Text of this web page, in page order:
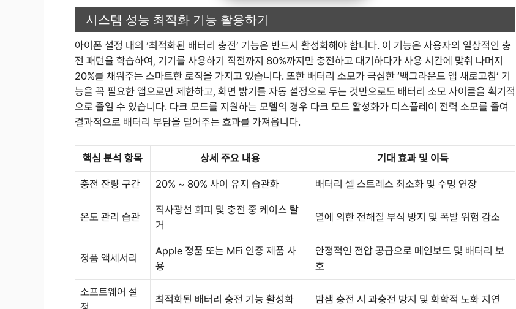
시스템 성능 최적화 기능 활용하기
아이폰 설정 내의 ‘최적화된 배터리 충전’ 기능은 반드시 활성화해야 합니다. 이 기능은 사용자의 일상적인 충
전 패턴을 학습하여, 기기를 사용하기 직전까지 80%까지만 충전하고 대기하다가 사용 시간에 맞춰 나머지
20%를 채워주는 스마트한 로직을 가지고 있습니다. 또한 배터리 소모가 극심한 ‘백그라운드 앱 새로고침’ 기
능을 꼭 필요한 앱으로만 제한하고, 화면 밝기를 자동 설정으로 두는 것만으로도 배터리 소모 사이클을 획기적
으로 줄일 수 있습니다. 다크 모드를 지원하는 모델의 경우 다크 모드 활성화가 디스플레이 전력 소모를 줄여
결과적으로 배터리 부담을 덜어주는 효과를 가져옵니다.
핵심 분석 항목 상세 주요 내용 기대 효과 및 이득
충전 잔량 구간 20% ~ 80% 사이 유지 습관화 배터리 셀 스트레스 최소화 및 수명 연장
온도 관리 습관
직사광선 회피 및 충전 중 케이스 탈
거
열에 의한 전해질 부식 방지 및 폭발 위험 감소
정품 액세서리
Apple 정품 또는 MFi 인증 제품 사
용
안정적인 전압 공급으로 메인보드 및 배터리 보
호
소프트웨어 설
최적화된 배터리 충전 기능 활성화 밤샘 충전 시 과충전 방지 및 화학적 노화 지연